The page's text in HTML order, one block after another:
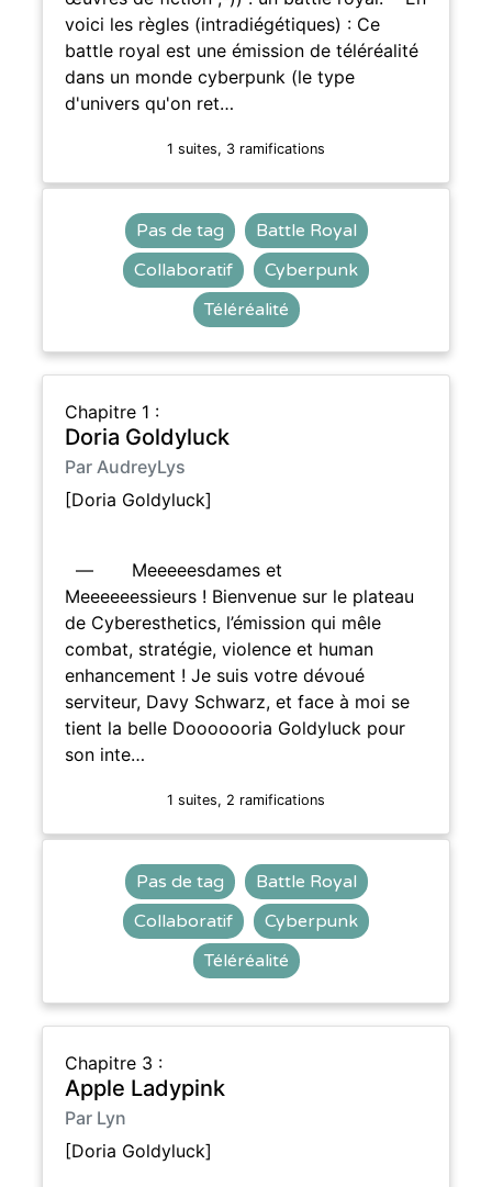
voici les règles (intradiégétiques) : Ce
battle royal est une émission de téléréalité
dans un monde cyberpunk (le type
d'univers qu'on ret…
1 suites, 3 ramifications
Pas de tag
Battle Royal
Collaboratif
Cyberpunk
Téléréalité
Chapitre 1 :
Doria Goldyluck
Par AudreyLys
[Doria Goldyluck]
— Meeeeesdames et
Meeeeeessieurs ! Bienvenue sur le plateau
de Cyberesthetics, l’émission qui mêle
combat, stratégie, violence et human
enhancement ! Je suis votre dévoué
serviteur, Davy Schwarz, et face à moi se
tient la belle Dooooooria Goldyluck pour
son inte…
1 suites, 2 ramifications
Pas de tag
Battle Royal
Collaboratif
Cyberpunk
Téléréalité
Chapitre 3 :
Apple Ladypink
Par Lyn
[Doria Goldyluck]